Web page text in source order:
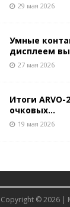
29 мая 2026
Умные
дисплеем
27 мая 2026
Итоги
очковых...
19 мая 2026
Copyright © 2026 |